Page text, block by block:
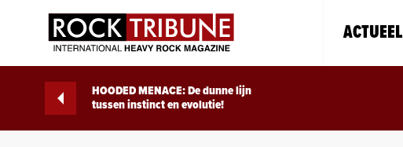
ACTUEEL
HOODED MENACE: De dunne lijn
tussen instinct en evolutie!